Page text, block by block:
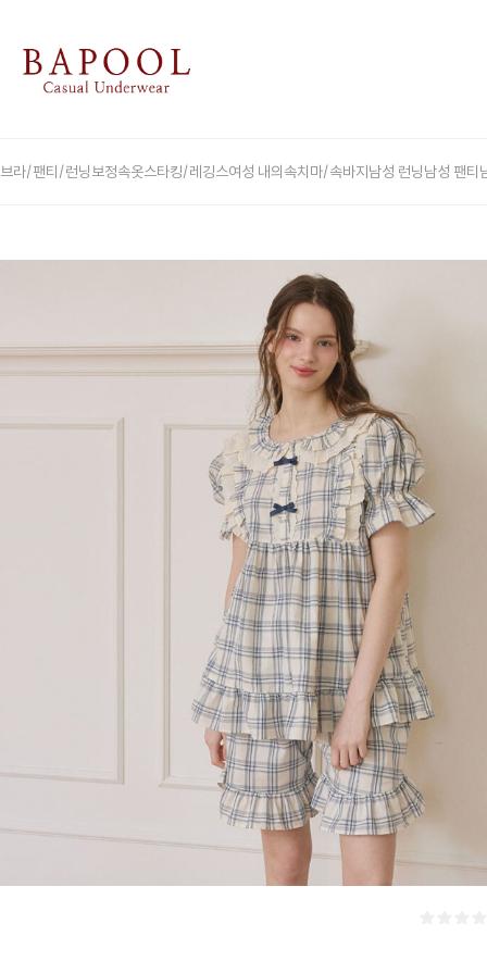
브라/팬티/런닝보정속옷스타킹/레깅스여성 내의속치마/속바지남성 런닝남성 팬티